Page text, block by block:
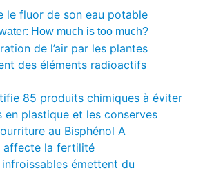
le fluor de son eau potable
How much is too much?
de l’air par les plantes
des éléments radioactifs
85 produits chimiques à éviter
en plastique et les conserves
au Bisphénol A
affecte la fertilité
émettent du